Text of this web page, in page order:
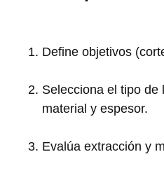
Define objetivos
Selecciona el tipo de
material y espesor.
Evalúa extracción y